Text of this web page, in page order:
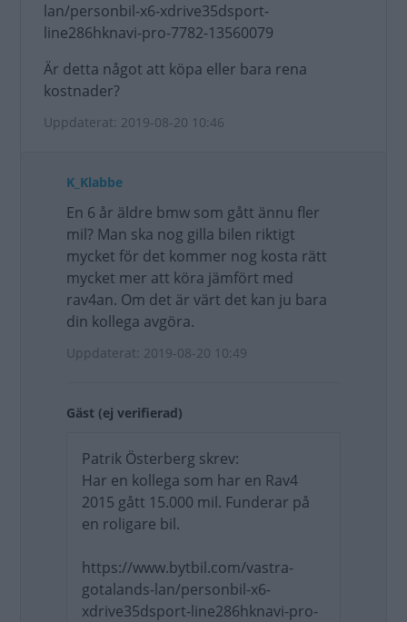
lan/personbil-x6-xdrive35dsport-
line286hknavi-pro-7782-13560079
Är detta något att köpa eller bara rena
kostnader?
Uppdaterat: 2019-08-20 10:46
K_Klabbe
En 6 år äldre bmw som gått ännu fler
mil? Man ska nog gilla bilen riktigt
mycket för det kommer nog kosta rätt
mycket mer att köra jämfört med
rav4an. Om det är värt det kan ju bara
din kollega avgöra.
Uppdaterat: 2019-08-20 10:49
Gäst (ej verifierad)
Patrik Österberg skrev:
Har en kollega som har en Rav4
2015 gått 15.000 mil. Funderar på
en roligare bil.
https://www.bytbil.com/vastra-
gotalands-lan/personbil-x6-
xdrive35dsport-line286hknavi-pro-